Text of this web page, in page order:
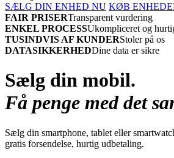
SÆLG DIN ENHED NU KØB
FAIR PRISERTransparent vurdering
ENKEL PROCESSUkompliceret og
TUSINDVIS AF KUNDERStoler på os
DATASIKKERHEDDine data er sikre
Sælg din mobil.
Få penge med det
Sælg din smartphone, tablet eller
gratis forsendelse, hurtig udbetaling.